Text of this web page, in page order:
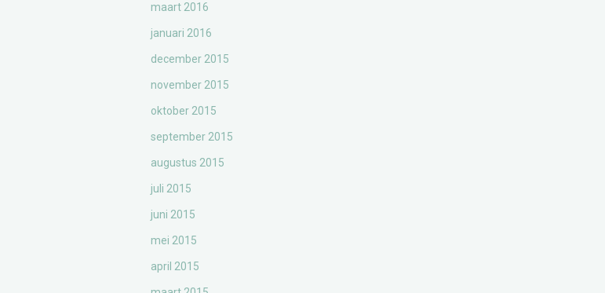
maart 2016
januari 2016
december 2015
november 2015
oktober 2015
september 2015
augustus 2015
juli 2015
juni 2015
mei 2015
april 2015